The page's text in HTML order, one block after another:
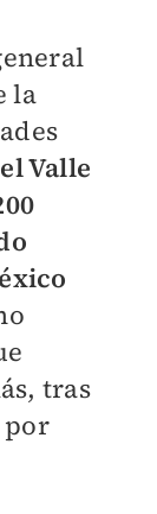
la
Valle
tras
por